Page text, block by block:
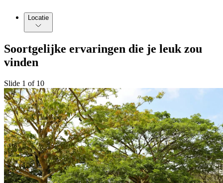
Locatie
Soortgelijke ervaringen die je leuk zou
vinden
Slide 1 of 10